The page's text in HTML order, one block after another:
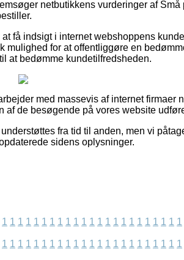
netbutikkens vurderinger af Små
få indsigt i internet webshoppens
mulighed for at offentliggøre en
at bedømme kundetilfredsheden.
med massevis af internet firmaer
de besøgende på vores website
fra tid til anden, men vi
sidens oplysninger.
1 1 1 1 1 1 1 1 1 1 1 1 1 1 1 1 1 1 1 1 1 1 1
1 1 1 1 1 1 1 1 1 1 1 1 1 1 1 1 1 1 1 1 1 1 1